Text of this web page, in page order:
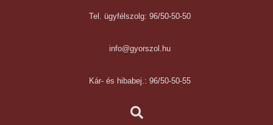
Tel. ügyfélszolg: 96/50-50-50
info@gyorszol.hu
Kár- és hibabej.: 96/50-50-55